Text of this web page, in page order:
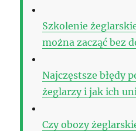
Szkolenie
można zacząć bez
Najczęstsze błędy
żeglarzy i jak ich
Czy obozy